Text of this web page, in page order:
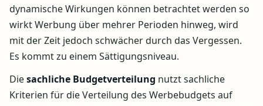
dynamische Wirkungen können betrachtet werden so
wirkt Werbung über mehrer Perioden hinweg, wird
mit der Zeit jedoch schwächer durch das Vergessen.
Es kommt zu einem Sättigungsniveau.
Diesachliche Budgetverteilung nutzt sachliche
Kriterien für die Verteilung des Werbebudgets auf